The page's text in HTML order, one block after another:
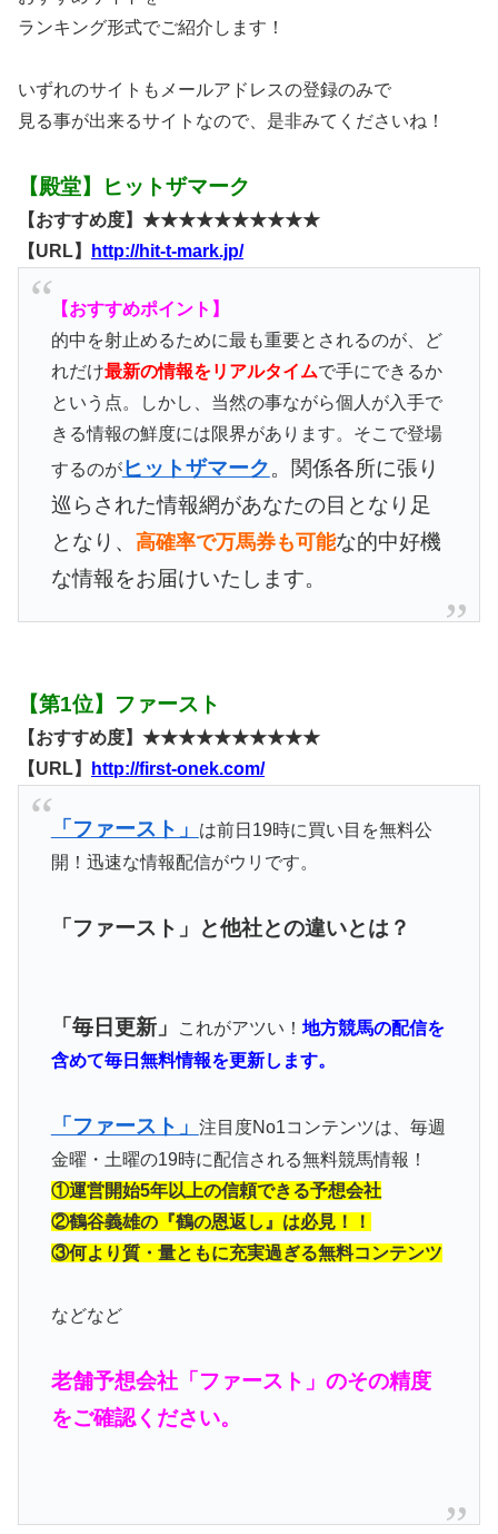
ランキング形式でご紹介します！
いずれのサイトもメールアドレスの登録のみで
見る事が出来るサイトなので、是非みてくださいね！
【殿堂】ヒットザマーク
【おすすめ度】★★★★★★★★★★
【URL】
http://hit-t-mark.jp/
【おすすめポイント】
的中を射止めるために最も重要とされるのが、ど
れだけ最新の情報をリアルタイムで手にできるか
という点。しかし、当然の事ながら個人が入手で
きる情報の鮮度には限界があります。そこで登場
するのがヒットザマーク。関係各所に張り
巡らされた情報網があなたの目となり足
となり、 高確率で万馬券も可能な的中好機
な情報をお届けいたします。
【第1位】ファースト
【おすすめ度】★★★★★★★★★★
【URL】
http://first-onek.com/
「ファースト」
は前日19時に買い目を無料公
開！迅速な情報配信がウリです。
「ファースト」と他社との違いとは？
「毎日更新」 これがアツい！ 地方競馬の配信を
含めて毎日無料情報を更新します。
「ファースト」 注目度No1コンテンツは、毎週
金曜・土曜の19時に配信される無料競馬情報！
①運営開始5年以上の信頼できる予想会社
②鶴谷義雄の『鶴の恩返し』は必見！！
③何より質・量ともに充実過ぎる無料コンテンツ
などなど
老舗予想会社「ファースト」のその精度
をご確認ください。